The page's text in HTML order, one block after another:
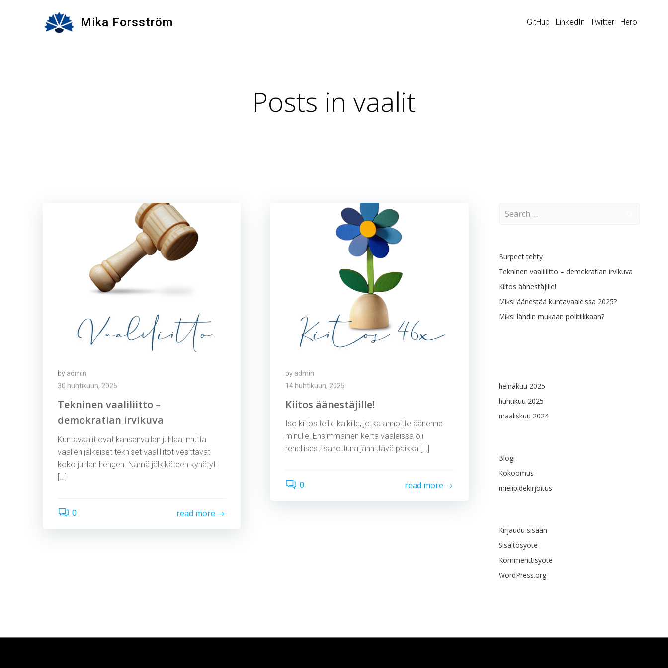
Mika Forsström GitHub LinkedIn Twitter Hero
Posts in vaalit
by admin
30 huhtikuun, 2025
Tekninen vaaliliitto –
demokratian irvikuva
Kuntavaalit ovat kansanvallan juhlaa, mutta
vaalien jälkeiset tekniset vaaliliitot vesittävät
koko juhlan hengen. Nämä jälkikäteen kyhätyt
[…]
0 read more
by admin
14 huhtikuun, 2025
Kiitos äänestäjille!
Iso kiitos teille kaikille, jotka annoitte äänenne
minulle! Ensimmäinen kerta vaaleissa oli
rehellisesti sanottuna jännittävä paikka […]
0 read more
Search
Burpeet tehty
Tekninen vaaliliitto – demokratian irvikuva
Kiitos äänestäjille!
Miksi äänestää kuntavaaleissa 2025?
Miksi lähdin mukaan politiikkaan?
heinäkuu 2025
huhtikuu 2025
maaliskuu 2024
Blogi
Kokoomus
mielipidekirjoitus
Kirjaudu sisään
Sisältösyöte
Kommenttisyöte
WordPress.org